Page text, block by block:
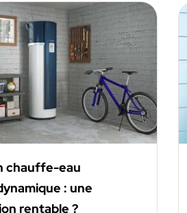
chauffe-eau
: une
rentable ?